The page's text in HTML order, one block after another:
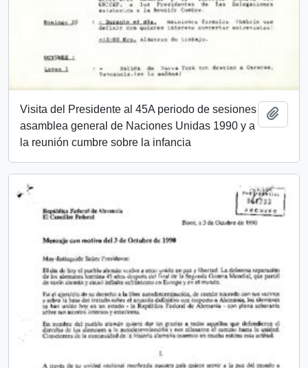
Visita del Presidente al 45A periodo de sesiones
asamblea general de Naciones Unidas 1990 y a
la reunión cumbre sobre la infancia